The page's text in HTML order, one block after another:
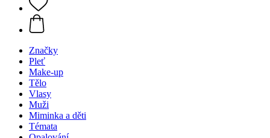
Značky
Pleť
Make-up
Tělo
Vlasy
Muži
Miminka a děti
Témata